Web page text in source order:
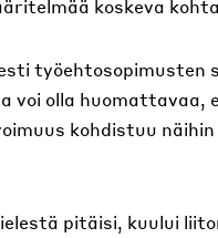
koskeva
työehtosopimusten
olla huomattavaa,
kohdistuu
pitäisi, kuului